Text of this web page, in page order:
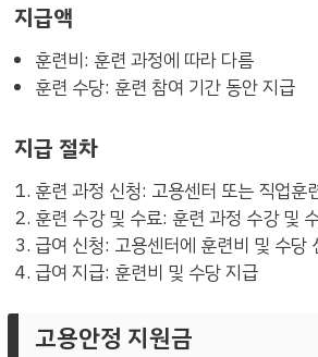
지급액
훈련비: 훈련 과정에 따라 다름
훈련 수당: 훈련 참여 기간 동안 지급
지급 절차
훈련 과정 신청: 고용센터 또는 직업훈
훈련 수강 및 수료: 훈련 과정 수강 및
급여 신청: 고용센터에 훈련비 및 수당
급여 지급: 훈련비 및 수당 지급
고용안정 지원금